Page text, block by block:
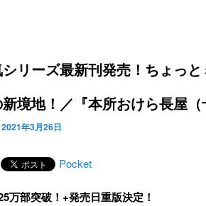
リーズ最新刊発売！ちょっ
境地！／『本所おけら長屋
2021年3月26日
Pocket
万部突破！+発売日重版決定！